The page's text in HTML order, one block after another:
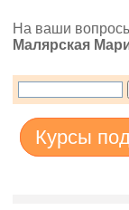
На ваши
Малярская
Курсы